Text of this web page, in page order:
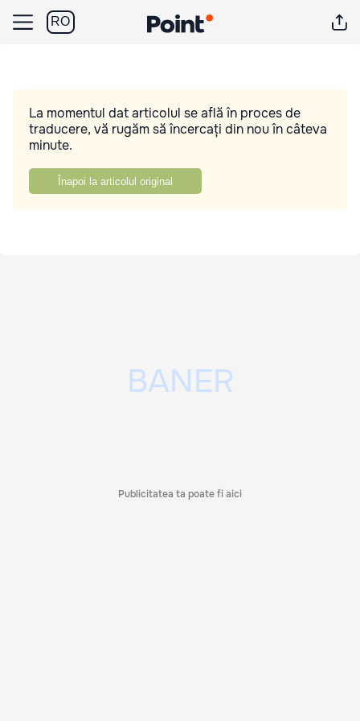
RO
La momentul dat articolul se află în proces de
traducere, vă rugăm să încercați din nou în câteva
minute.
Înapoi la articolul original
Publicitatea ta poate fi aici